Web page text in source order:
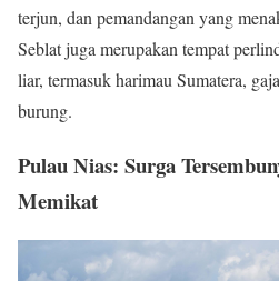
terjun, dan pemandangan yang
Seblat juga merupakan tempat
liar, termasuk harimau Sumatera,
burung.
Pulau Nias: Surga
Memikat